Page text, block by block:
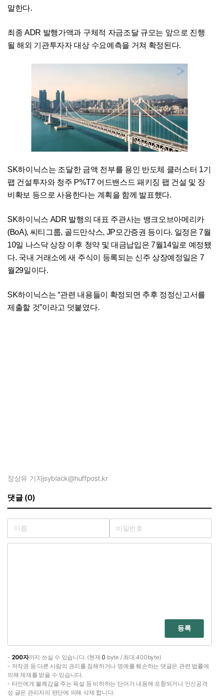
말한다.
최종 ADR 발행가액과 구체적 자금조달 규모는 앞으로 진행
될 해외 기관투자자 대상 수요예측을 거쳐 확정된다.
SK하이닉스는 조달한 금액 전부를 용인 반도체 클러스터 1기
팹 건설투자와 청주 P%T7 어드밴스드 패키징 팹 건설 및 장
비확보 등으로 사용한다는 계획을 함께 발표했다.
SK하이닉스 ADR 발행의 대표 주관사는 뱅크오브아메리카
(BoA), 씨티그룹, 골드만삭스, JP모간증권 등이다. 일정은 7월
10일 나스닥 상장 이후 청약 및 대금납입은 7월14일로 예정됐
다. 국내 거래소에 새 주식이 등록되는 신주 상장예정일은 7
월29일이다.
SK하이닉스는 “관련 내용들이 확정되면 추후 정정신고서를
제출할 것”이라고 덧붙였다.
장상유 기자jsyblack@huffpost.kr
댓글 (0)
등록
- 200자까지 쓰실 수 있습니다. (현재0 byte / 최대 400byte)
- 저작권 등 다른 사람의 권리를 침해하거나 명예를 훼손하는 댓글은 관련 법률에
의해 제재를 받을 수 있습니다.
- 타인에게 불쾌감을 주는 욕설 등 비하하는 단어가 내용에 포함되거나 인신공격
성 글은 관리자의 판단에 의해 삭제 합니다.